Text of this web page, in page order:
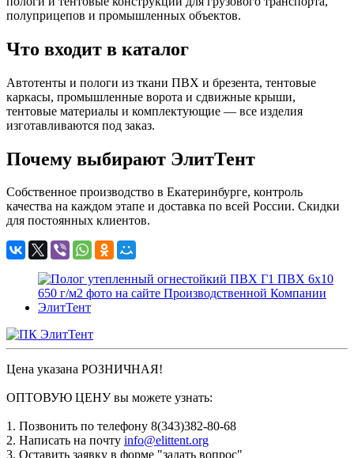
полуприцепов и промышленных объектов.
Что входит в каталог
Автотенты и пологи из ткани ПВХ и брезента, тентовые
каркасы, промышленные ворота и сдвижные крыши,
тентовые материалы и комплектующие — все изделия
изготавливаются под заказ.
Почему выбирают ЭлитТент
Собственное производство в Екатеринбурге, контроль
качества на каждом этапе и доставка по всей России. Скидки
для постоянных клиентов.
Цена указана РОЗНИЧНАЯ!
ОПТОВУЮ ЦЕНУ вы можете узнать:
1. Позвонить по телефону 8(343)382-80-68
2. Написать на почту info@elittent.org
3. Оставить заявку в форме "задать вопрос"